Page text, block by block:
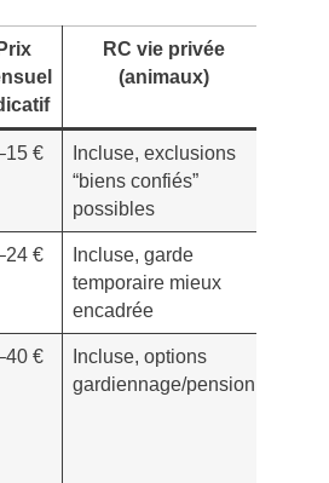
Prix
RC vie privée
(animaux)
€
Incluse, exclusions
“biens confiés”
possibles
€
Incluse, garde
temporaire mieux
encadrée
€
Incluse, options
gardiennage/pension